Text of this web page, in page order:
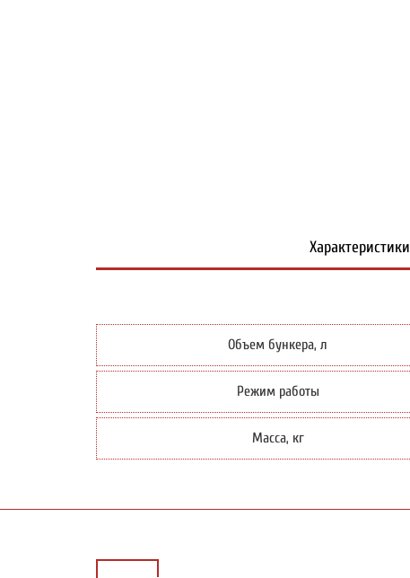
Характеристики
Объем бункера, л
Режим работы
Масса, кг